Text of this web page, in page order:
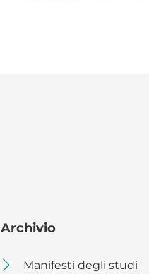
Archivio
Manifesti degli studi